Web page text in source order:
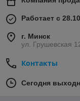
Работает с
г. Минск
ул. Грушевская
Контакты
Сегодня